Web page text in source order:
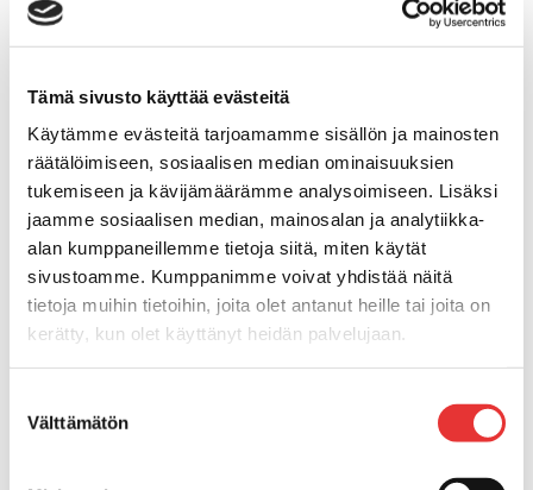
Tämä sivusto käyttää evästeitä
Käytämme evästeitä tarjoamamme sisällön ja mainosten
räätälöimiseen, sosiaalisen median ominaisuuksien
tukemiseen ja kävijämäärämme analysoimiseen. Lisäksi
jaamme sosiaalisen median, mainosalan ja analytiikka-
alan kumppaneillemme tietoja siitä, miten käytät
sivustoamme. Kumppanimme voivat yhdistää näitä
tietoja muihin tietoihin, joita olet antanut heille tai joita on
kerätty, kun olet käyttänyt heidän palvelujaan.
valinta
Välttämätön
Pidike "clips", muovia
Tuulilasin kiinnike
Reuna-, köli-, törmäyslistat ja kansikate
Törmäyslista
Kansikate
Reuna- ja ikkunalistat
Alumiinilistat
Kävelysillat ja Taavetit
Kiinnitysvarret
SUP-laudan telineet
Kuljetusrampit
Kuljetusramppien tarvikkeet